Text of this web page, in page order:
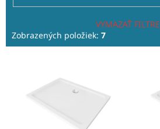
VYMAZAŤ FILTRE
Zobrazených položiek: 7